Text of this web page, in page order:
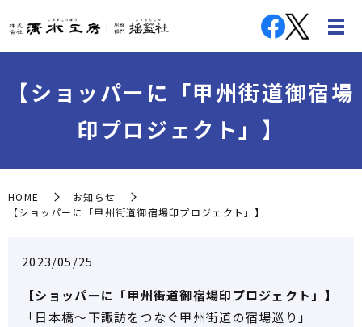
【ショッパーに「甲州街道御宿場
印プロジェクト」】
HOME
お知らせ
【ショッパーに「甲州街道御宿場印プロジェクト」】
2023/05/25
【ショッパーに「甲州街道御宿場印プロジェクト」】
「日本橋～下諏訪をつなぐ甲州街道の宿場巡り」